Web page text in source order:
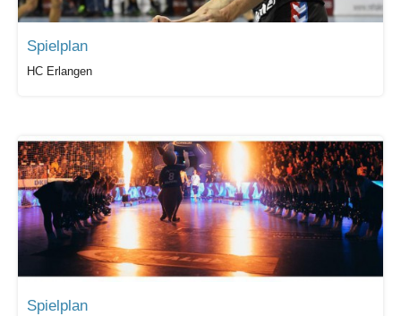
Spielplan
HC Erlangen
Spielplan